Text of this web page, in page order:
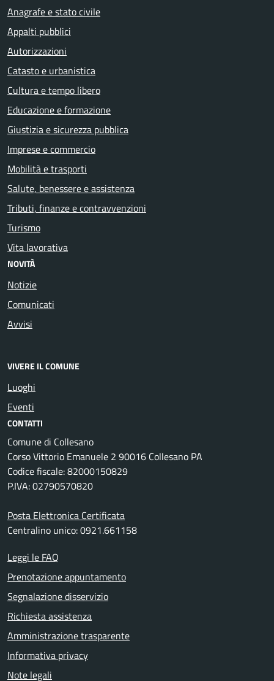
Anagrafe e stato civile
Appalti pubblici
Autorizzazioni
Catasto e urbanistica
Cultura e tempo libero
Educazione e formazione
Giustizia e sicurezza pubblica
Imprese e commercio
Mobilità e trasporti
Salute, benessere e assistenza
Tributi, finanze e contravvenzioni
Turismo
Vita lavorativa
NOVITÀ
Notizie
Comunicati
Avvisi
VIVERE IL COMUNE
Luoghi
Eventi
CONTATTI
Comune di Collesano
Corso Vittorio Emanuele 2 90016 Collesano PA
Codice fiscale: 82000150829
P.IVA: 02790570820
Posta Elettronica Certificata
Centralino unico: 0921.661158
Leggi le FAQ
Prenotazione appuntamento
Segnalazione disservizio
Richiesta assistenza
Amministrazione trasparente
Informativa privacy
Note legali